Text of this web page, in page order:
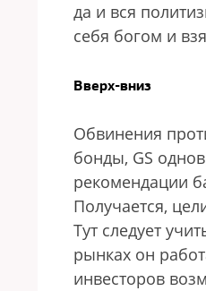
да и вся
себя богом и
Вверх-вниз
Обвинения
бонды, GS
рекомендации
Получается,
Тут следует
рынках он
инвесторов